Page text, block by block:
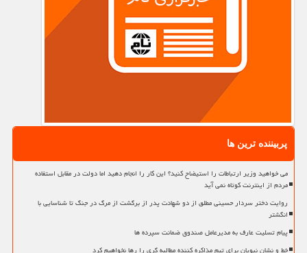
پربیننده ترین ها
می خواهید وزیر ارتباطات را استیضاح کنید؟ این کار را انجام دهید اما دولت در مقابل استفاده
مردم از اینترنت کوتاه نمی آید
روایت دختر سردار حسینی مطلق از دو شهادت پدر از برگشت از مرگ در جنگ تا شناسایی با
انگشتر
پیام تسلیت عارف به مدیرعامل صندوق ضمانت سپرده ها